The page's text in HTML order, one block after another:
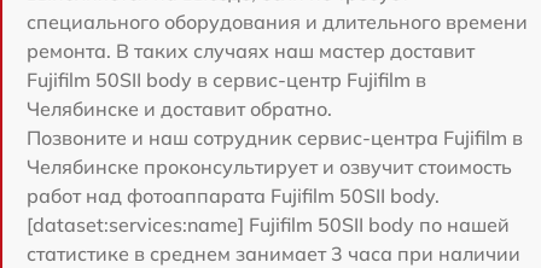
специального оборудования и длительного времени
ремонта. В таких случаях наш мастер доставит
Fujifilm 50SII body в сервис-центр Fujifilm в
Челябинске и доставит обратно.
Позвоните и наш сотрудник сервис-центра Fujifilm в
Челябинске проконсультирует и озвучит стоимость
работ над фотоаппарата Fujifilm 50SII body.
[dataset:services:name] Fujifilm 50SII body по нашей
статистике в среднем занимает 3 часа при наличии